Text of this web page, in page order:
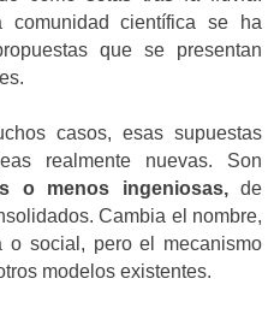
científica se ha
que se presentan
casos, esas supuestas
realmente nuevas. Son
o menos ingeniosas,de
Cambia el nombre,
o social, pero el mecanismo
modelos existentes.